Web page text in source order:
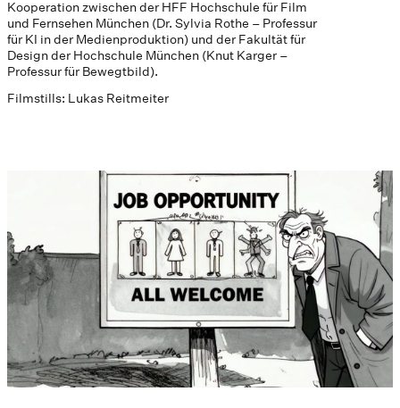
Kooperation zwischen der HFF Hochschule für Film
und Fernsehen München (Dr. Sylvia Rothe – Professur
für KI in der Medienproduktion) und der Fakultät für
Design der Hochschule München (Knut Karger –
Professur für Bewegtbild).
Filmstills: Lukas Reitmeiter